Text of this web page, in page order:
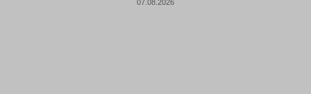
07.08.2026